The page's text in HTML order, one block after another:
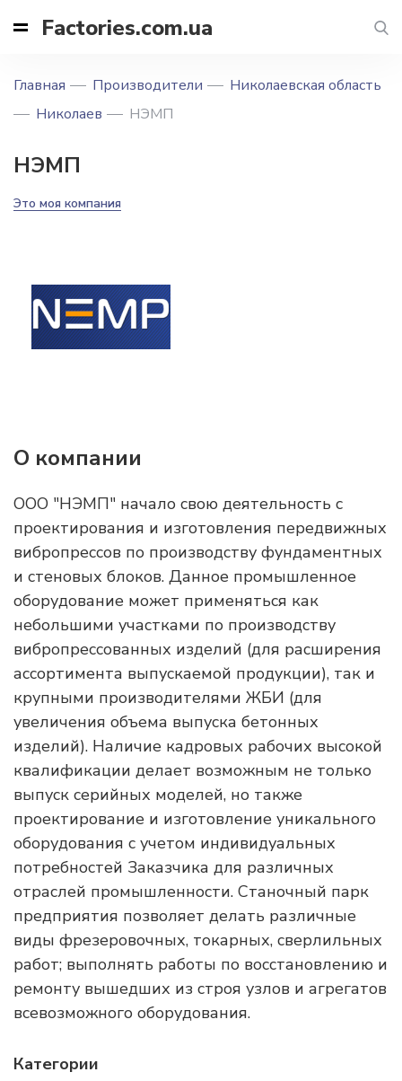
Factories.com.ua
Главная Производители
Николаевская область
Николаев
НЭМП
НЭМП
Это моя компания
О компании
ООО "НЭМП" начало свою деятельность с
проектирования и изготовления передвижных
вибропрессов по производству фундаментных
и стеновых блоков. Данное промышленное
оборудование может применяться как
небольшими участками по производству
вибропрессованных изделий (для расширения
ассортимента выпускаемой продукции), так и
крупными производителями ЖБИ (для
увеличения объема выпуска бетонных
изделий). Наличие кадровых рабочих высокой
квалификации делает возможным не только
выпуск серийных моделей, но также
проектирование и изготовление уникального
оборудования с учетом индивидуальных
потребностей Заказчика для различных
отраслей промышленности. Станочный парк
предприятия позволяет делать различные
виды фрезеровочных, токарных, сверлильных
работ; выполнять работы по восстановлению и
ремонту вышедших из строя узлов и агрегатов
всевозможного оборудования.
Категории